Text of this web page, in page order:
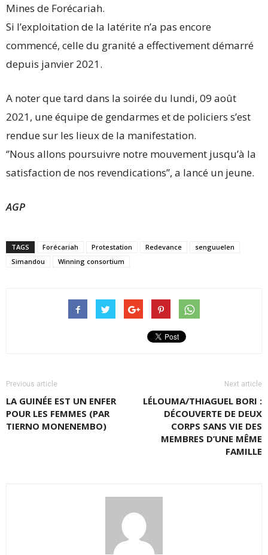
Mines de Forécariah.
Si l’exploitation de la latérite n’a pas encore
commencé, celle du granité a effectivement démarré
depuis janvier 2021.
A noter que tard dans la soirée du lundi, 09 août
2021, une équipe de gendarmes et de policiers s’est
rendue sur les lieux de la manifestation.
‘’Nous allons poursuivre notre mouvement jusqu’à la
satisfaction de nos revendications’’, a lancé un jeune.
AGP
TAGS Forécariah Protestation Redevance
senguuelen
Simandou
Winning consortium
Previous article
LA GUINÉE EST UN ENFER
POUR LES FEMMES (PAR
TIERNO MONENEMBO)
Next article
LÉLOUMA/THIAGUEL BORI :
DÉCOUVERTE DE DEUX
CORPS SANS VIE DES
MEMBRES D’UNE MÊME
FAMILLE